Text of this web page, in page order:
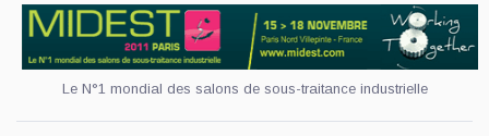
Le N°1 mondial des salons de sous-traitance industrielle